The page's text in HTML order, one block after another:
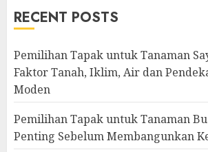
RECENT POSTS
Pemilihan Tapak untuk Tanaman
Faktor Tanah, Iklim, Air dan
Moden
Pemilihan Tapak untuk Tanaman
Penting Sebelum Membangunkan